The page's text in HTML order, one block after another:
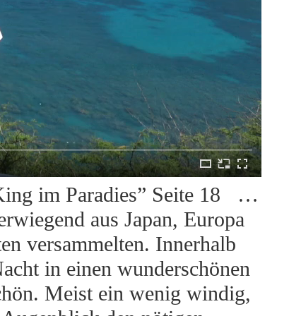
im Paradies” Seite 18 …
aus Japan, Europa
versammelten. Innerhalb
in einen wunderschönen
Meist ein wenig windig,